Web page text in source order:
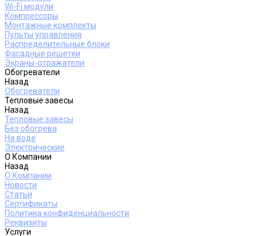
Wi-Fi модули
Компрессоры
Монтажные комплекты
Пульты управления
Распределительные блоки
Фасадные решетки
Экраны-отражатели
Обогреватели
Назад
Обогреватели
Тепловые завесы
Назад
Тепловые завесы
Без обогрева
На воде
Электрические
О Компании
Назад
О Компании
Новости
Статьи
Сертификаты
Политика конфиденциальности
Реквизиты
Услуги